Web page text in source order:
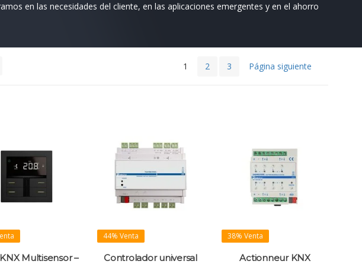
en las necesidades del cliente, en las aplicaciones emergentes y en el ahorro
1 2 3 Página siguiente
Multisensor –
44% Venta
Controlador universal
38% Venta
Actionneur KNX